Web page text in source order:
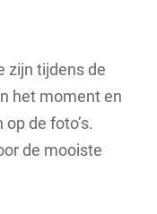
zijn tijdens de
het moment en
de foto’s.
de mooiste